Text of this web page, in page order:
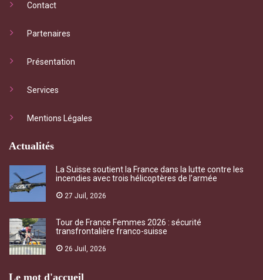
Contact
Partenaires
Présentation
Services
Mentions Légales
Actualités
La Suisse soutient la France dans la lutte contre les
incendies avec trois hélicoptères de l’armée
27 Juil, 2026
Tour de France Femmes 2026 : sécurité
transfrontalière franco-suisse
26 Juil, 2026
Le mot d'accueil